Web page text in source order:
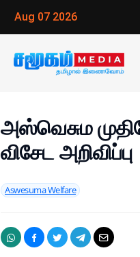
Aug 07 2026
அஸ்வெசும
விசேட அறிவிப்பு
Aswesuma Welfare